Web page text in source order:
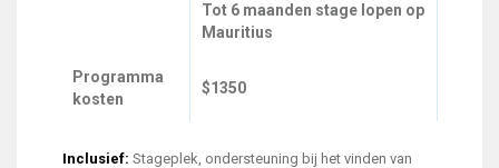
Tot 6 maanden stage lopen op
Mauritius
Programma
kosten
$1350
Inclusief: Stageplek, ondersteuning bij het vinden van